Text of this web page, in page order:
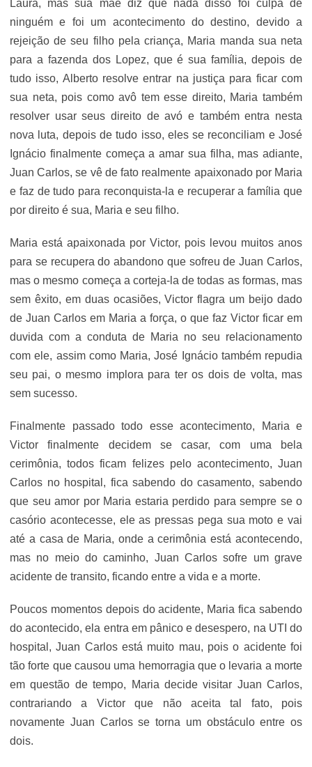
Laura, mas sua mãe diz que nada disso foi culpa de
ninguém e foi um acontecimento do destino, devido a
rejeição de seu filho pela criança, Maria manda sua neta
para a fazenda dos Lopez, que é sua família, depois de
tudo isso, Alberto resolve entrar na justiça para ficar com
sua neta, pois como avô tem esse direito, Maria também
resolver usar seus direito de avó e também entra nesta
nova luta, depois de tudo isso, eles se reconciliam e José
Ignácio finalmente começa a amar sua filha, mas adiante,
Juan Carlos, se vê de fato realmente apaixonado por Maria
e faz de tudo para reconquista-la e recuperar a família que
por direito é sua, Maria e seu filho.
Maria está apaixonada por Victor, pois levou muitos anos
para se recupera do abandono que sofreu de Juan Carlos,
mas o mesmo começa a corteja-la de todas as formas, mas
sem êxito, em duas ocasiões, Victor flagra um beijo dado
de Juan Carlos em Maria a força, o que faz Victor ficar em
duvida com a conduta de Maria no seu relacionamento
com ele, assim como Maria, José Ignácio também repudia
seu pai, o mesmo implora para ter os dois de volta, mas
sem sucesso.
Finalmente passado todo esse acontecimento, Maria e
Victor finalmente decidem se casar, com uma bela
cerimônia, todos ficam felizes pelo acontecimento, Juan
Carlos no hospital, fica sabendo do casamento, sabendo
que seu amor por Maria estaria perdido para sempre se o
casório acontecesse, ele as pressas pega sua moto e vai
até a casa de Maria, onde a cerimônia está acontecendo,
mas no meio do caminho, Juan Carlos sofre um grave
acidente de transito, ficando entre a vida e a morte.
Poucos momentos depois do acidente, Maria fica sabendo
do acontecido, ela entra em pânico e desespero, na UTI do
hospital, Juan Carlos está muito mau, pois o acidente foi
tão forte que causou uma hemorragia que o levaria a morte
em questão de tempo, Maria decide visitar Juan Carlos,
contrariando a Victor que não aceita tal fato, pois
novamente Juan Carlos se torna um obstáculo entre os
dois.